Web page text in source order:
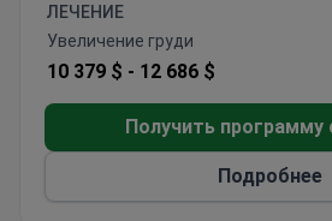
сертификат ISO
обслуживания пациентов.
ЛЕЧЕНИЕ
Увеличение груди
10 379 $ - 12 686 $
Получить программу
Подробнее